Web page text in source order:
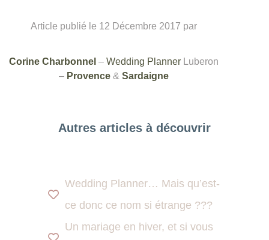
Article publié le 12 Décembre 2017 par
Corine Charbonnel – Wedding PlannerLuberon
– Provence& Sardaigne
Autres articles à découvrir
Wedding Planner… Mais qu’est-
ce donc ce nom si étrange ???
Un mariage en hiver, et si vous